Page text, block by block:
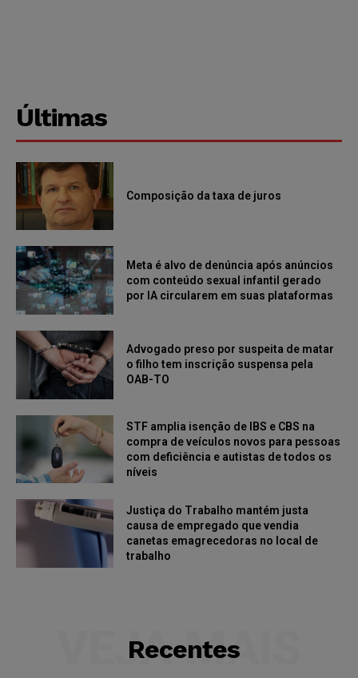
Últimas
Composição da taxa de juros
Meta é alvo de denúncia após anúncios
com conteúdo sexual infantil gerado
por IA circularem em suas plataformas
Advogado preso por suspeita de matar
o filho tem inscrição suspensa pela
OAB-TO
STF amplia isenção de IBS e CBS na
compra de veículos novos para pessoas
com deficiência e autistas de todos os
níveis
Justiça do Trabalho mantém justa
causa de empregado que vendia
canetas emagrecedoras no local de
trabalho
Recentes
VEJA MAIS